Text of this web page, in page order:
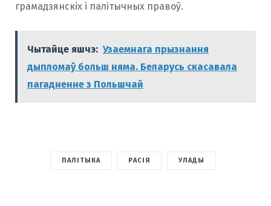
грамадзянскіх і палітычных правоў.
Чытайце яшчэ: Узаемнага прызнання
дыпломаў больш няма. Беларусь скасавала
пагадненне з Польшчай
ПАЛІТЫКА РАСІЯ УЛАДЫ